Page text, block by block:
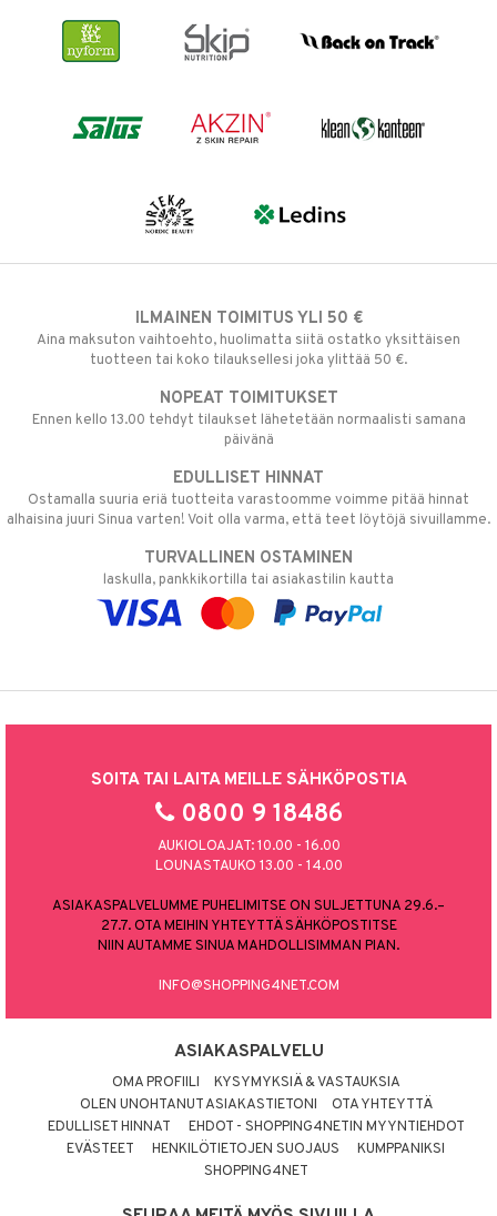
ILMAINEN TOIMITUS YLI 50 €
Aina maksuton vaihtoehto, huolimatta siitä ostatko yksittäisen
tuotteen tai koko tilauksellesi joka ylittää 50 €.
NOPEAT TOIMITUKSET
Ennen kello 13.00 tehdyt tilaukset lähetetään normaalisti samana
päivänä
EDULLISET HINNAT
Ostamalla suuria eriä tuotteita varastoomme voimme pitää hinnat
alhaisina juuri Sinua varten! Voit olla varma, että teet löytöjä sivuillamme.
TURVALLINEN OSTAMINEN
laskulla, pankkikortilla tai asiakastilin kautta
SOITA TAI LAITA MEILLE SÄHKÖPOSTIA
0800 9 18486
AUKIOLOAJAT: 10.00 - 16.00
LOUNASTAUKO 13.00 - 14.00
ASIAKASPALVELUMME PUHELIMITSE ON SULJETTUNA 29.6.–
27.7. OTA MEIHIN YHTEYTTÄ SÄHKÖPOSTITSE
NIIN AUTAMME SINUA MAHDOLLISIMMAN PIAN.
INFO@SHOPPING4NET.COM
ASIAKASPALVELU
OMA PROFIILI
KYSYMYKSIÄ & VASTAUKSIA
OLEN UNOHTANUT ASIAKASTIETONI
OTA YHTEYTTÄ
EDULLISET HINNAT
EHDOT - SHOPPING4NETIN MYYNTIEHDOT
EVÄSTEET
HENKILÖTIETOJEN SUOJAUS
KUMPPANIKSI
SHOPPING4NET